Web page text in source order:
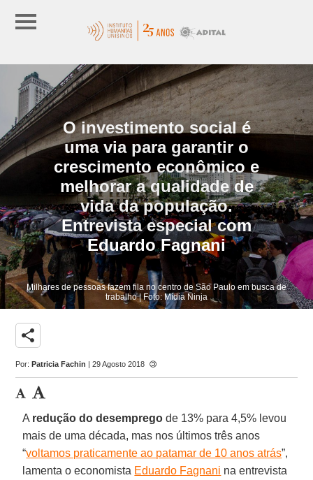
O investimento social é
uma via para garantir o
crescimento econômico e
melhorar a qualidade de
vida da população.
Entrevista especial com
Eduardo Fagnani
Milhares de pessoas fazem fila no centro de São Paulo em busca de
trabalho | Foto: Mídia Ninja
share
Por:Patricia Fachin | 29 Agosto 2018
A redução do desemprego de 13% para 4,5% levou
mais de uma década, mas nos últimos três anos
“voltamos praticamente ao patamar de 10 anos atrás”,
lamenta o economista Eduardo Fagnani na entrevista